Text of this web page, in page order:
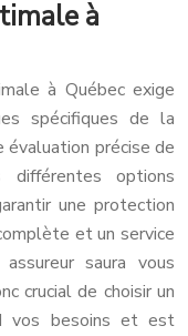
à
à Québec exige
spécifiques de la
évaluation précise de
options
une protection
et un service
saura vous
crucial de choisir un
vos besoins et est